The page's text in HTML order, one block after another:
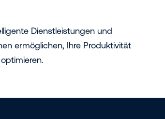
Dienstleistungen und
ermöglichen, Ihre Produktivität